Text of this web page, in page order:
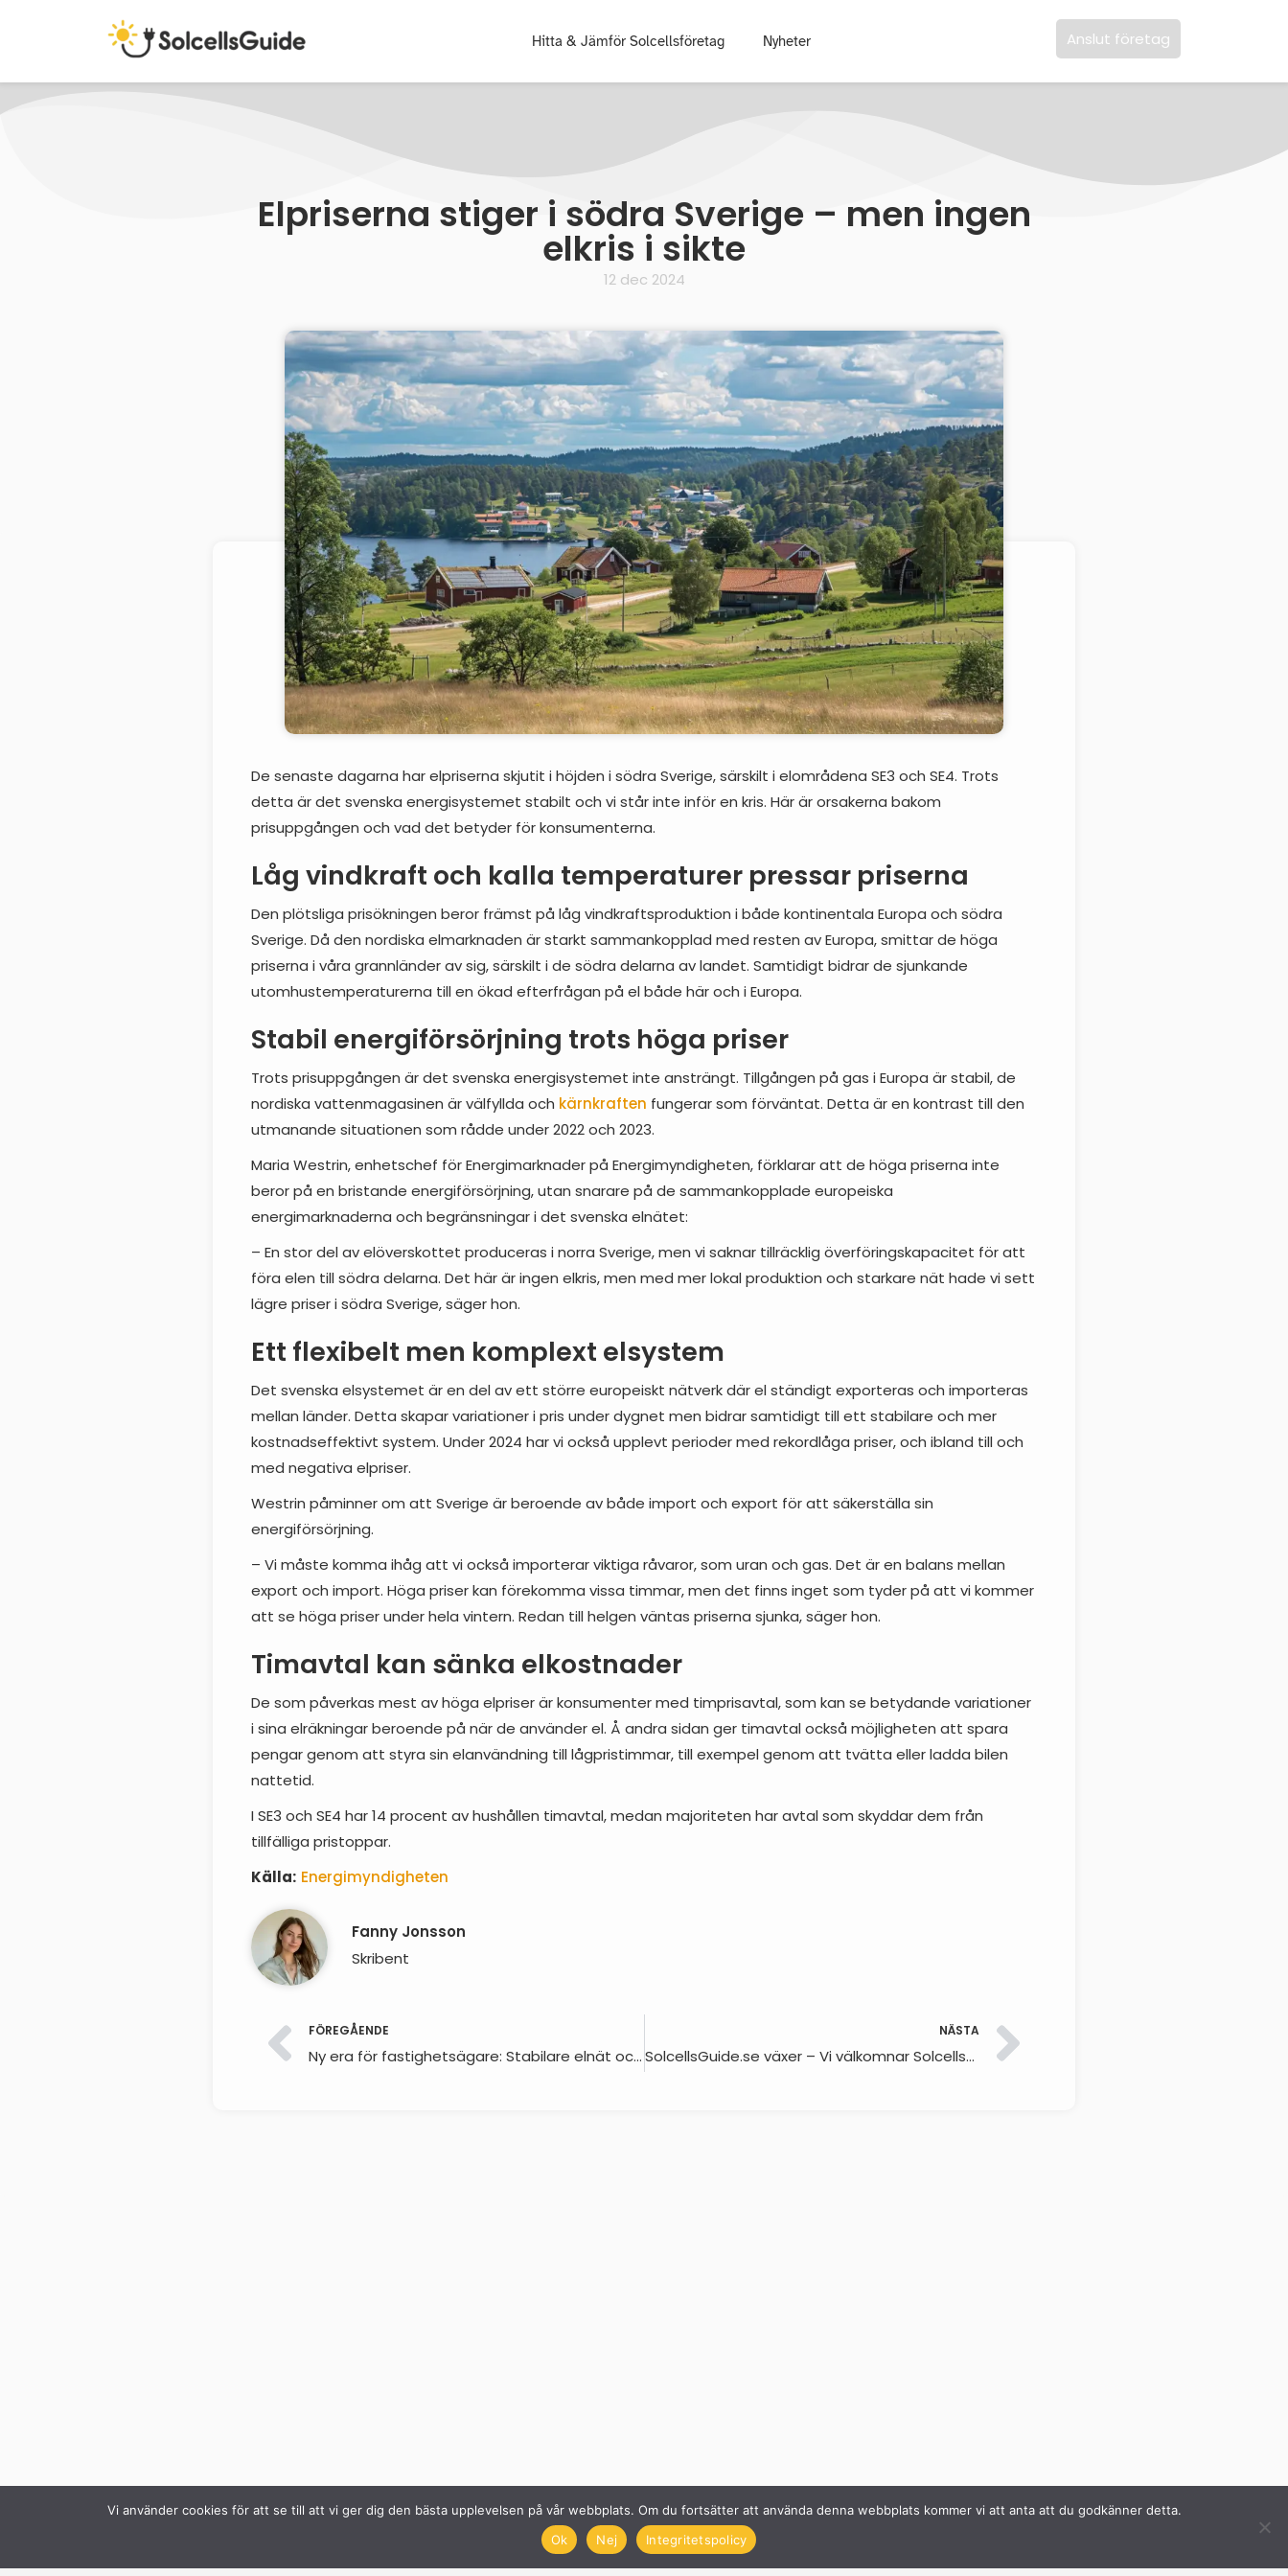
Hitta & Jämför Solcellsföretag Nyheter Anslut företag
Elpriserna stiger i södra Sverige – men ingen
elkris i sikte
12 dec 2024
De senaste dagarna har elpriserna skjutit i höjden i södra Sverige, särskilt i elområdena SE3 och SE4. Trots
detta är det svenska energisystemet stabilt och vi står inte inför en kris. Här är orsakerna bakom
prisuppgången och vad det betyder för konsumenterna.
Låg vindkraft och kalla temperaturer pressar priserna
Den plötsliga prisökningen beror främst på låg vindkraftsproduktion i både kontinentala Europa och södra
Sverige. Då den nordiska elmarknaden är starkt sammankopplad med resten av Europa, smittar de höga
priserna i våra grannländer av sig, särskilt i de södra delarna av landet. Samtidigt bidrar de sjunkande
utomhustemperaturerna till en ökad efterfrågan på el både här och i Europa.
Stabil energiförsörjning trots höga priser
Trots prisuppgången är det svenska energisystemet inte ansträngt. Tillgången på gas i Europa är stabil, de
nordiska vattenmagasinen är välfyllda och kärnkraften fungerar som förväntat. Detta är en kontrast till den
utmanande situationen som rådde under 2022 och 2023.
Maria Westrin, enhetschef för Energimarknader på Energimyndigheten, förklarar att de höga priserna inte
beror på en bristande energiförsörjning, utan snarare på de sammankopplade europeiska
energimarknaderna och begränsningar i det svenska elnätet:
– En stor del av elöverskottet produceras i norra Sverige, men vi saknar tillräcklig överföringskapacitet för att
föra elen till södra delarna. Det här är ingen elkris, men med mer lokal produktion och starkare nät hade vi sett
lägre priser i södra Sverige, säger hon.
Ett flexibelt men komplext elsystem
Det svenska elsystemet är en del av ett större europeiskt nätverk där el ständigt exporteras och importeras
mellan länder. Detta skapar variationer i pris under dygnet men bidrar samtidigt till ett stabilare och mer
kostnadseffektivt system. Under 2024 har vi också upplevt perioder med rekordlåga priser, och ibland till och
med negativa elpriser.
Westrin påminner om att Sverige är beroende av både import och export för att säkerställa sin
energiförsörjning.
– Vi måste komma ihåg att vi också importerar viktiga råvaror, som uran och gas. Det är en balans mellan
export och import. Höga priser kan förekomma vissa timmar, men det finns inget som tyder på att vi kommer
att se höga priser under hela vintern. Redan till helgen väntas priserna sjunka, säger hon.
Timavtal kan sänka elkostnader
De som påverkas mest av höga elpriser är konsumenter med timprisavtal, som kan se betydande variationer
i sina elräkningar beroende på när de använder el. Å andra sidan ger timavtal också möjligheten att spara
pengar genom att styra sin elanvändning till lågpristimmar, till exempel genom att tvätta eller ladda bilen
nattetid.
I SE3 och SE4 har 14 procent av hushållen timavtal, medan majoriteten har avtal som skyddar dem från
tillfälliga pristoppar.
Källa: Energimyndigheten
Fanny Jonsson
Skribent
FÖREGÅENDE
Ny era för fastighetsägare: Stabilare elnät och växande möjligheter med solenergi
NÄSTA
SolcellsGuide.se växer – Vi välkomnar Solcellspriser.nu!
Vi använder cookies för att se till att vi ger dig den bästa upplevelsen på vår webbplats. Om du fortsätter att använda denna webbplats kommer vi att anta att du godkänner detta.
Ok
Nej Integritetspolicy